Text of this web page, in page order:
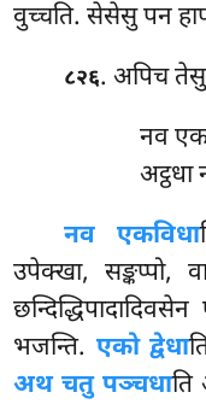
वुच्चति. सेसेसु पन
८२६. अपिच
नव
नव एकविधा
उपेक्खा, सङ्कप्पो,
भजन्ति. एको द्वेधा
अथ चतु पञ्चधाति